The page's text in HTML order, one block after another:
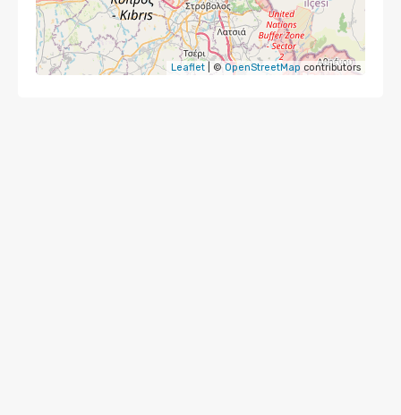
Leaflet | © OpenStreetMap contributors